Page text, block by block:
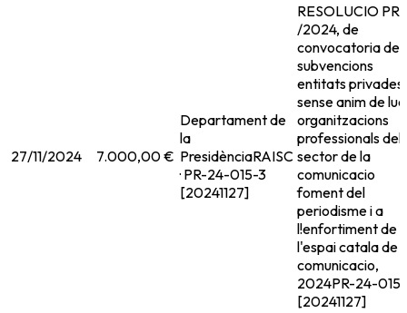
27/11/2024 7.000,00 €
Departament de
la
PresidènciaRAISC
· PR-24-015-3
[20241127]
RESOLUCIO
/2024, de
convocatoria de
subvencions
entitats privades
sense anim de
organitzacions
professionals del
sector de la
comunicacio
foment del
periodisme i a
l!enfortiment de
l'espai catala de
comunicacio,
2024PR-24-
[20241127]